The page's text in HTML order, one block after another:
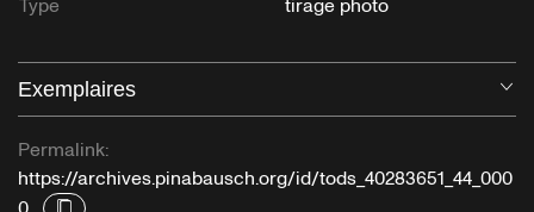
Type
tirage photo
Exemplaires
Permalink:
https://archives.pinabausch.org/id/tods_40283651_44_000